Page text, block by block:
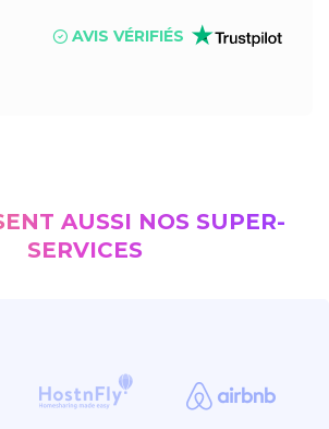
AVIS VÉRIFIÉS
AUSSI NOS SUPER-
SERVICES